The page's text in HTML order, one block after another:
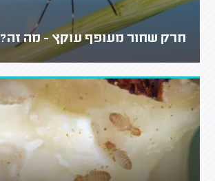
חרק שחור מעופף עוקץ - מה זה?